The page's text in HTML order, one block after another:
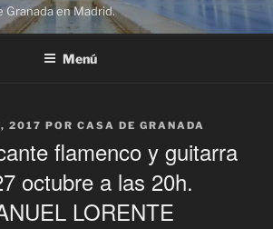
Granada en Madrid.
Menú
2017 POR CASA DE GRANADA
flamenco y guitarra
octubre a las 20h.
LORENTE